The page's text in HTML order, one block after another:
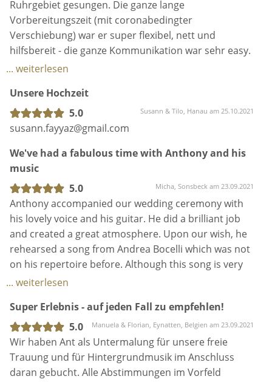
We've had a fabulous time with Anthony and his
music
5.0
Micha, Sonsbeck am 23.09.2021
Anthony accompanied our wedding ceremony with
and created a great atmosphere. Upon our wish, he
rehearsed a song from Andrea Bocelli which was not
on his repertoire before. Although this song is very
extraordinary performance! We simply loved it!
After the wedding ceremony, Anthony played music
during the reception. We got a lot of positive
feedback from our guests!
We can definitely recommend him to play on
whatever event your planning!
... weiterlesen
Super Erlebnis - auf jeden Fall zu empfehlen!
5.0
Manuela & Florian, Eynatten, Belgien am 23.09.2021
Wir haben Ant als Untermalung für unsere freie
Trauung und für Hintergrundmusik im Anschluss
daran gebucht. Alle Abstimmungen im Vorfeld
verliefen absolut problemlos. Alle Gäste - und wir
ganz besonders - waren sehr begeistert. Akustische
Live-Musik sorgt einfach für eine ganz andere
dass keiner von uns beiden nochmal heiratet, aber
wenn, würden wir Ant wieder buchen.
... weiterlesen
Wir waren total begeistert!
5.0
Kati, Essen am 13.08.2021
Antony hat bei unserer freien Trauung und dem
anschließenden sektempfang gesunken und wir
waren total begeistert. Antony hat eine super